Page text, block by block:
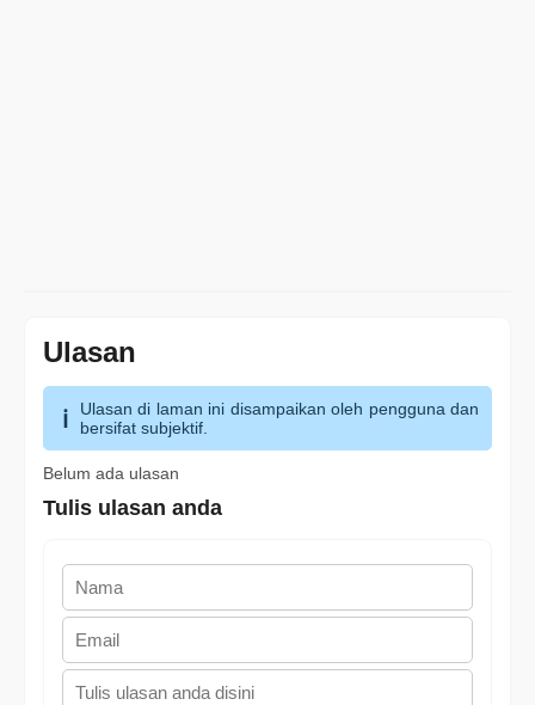
Ulasan
Ulasan di laman ini disampaikan oleh pengguna dan
bersifat subjektif.
Belum ada ulasan
Tulis ulasan anda